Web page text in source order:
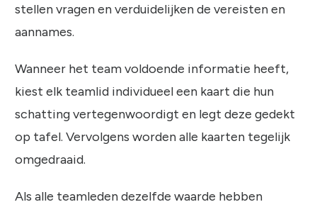
stellen vragen en verduidelijken de vereisten en
aannames.
Wanneer het team voldoende informatie heeft,
kiest elk teamlid individueel een kaart die hun
schatting vertegenwoordigt en legt deze gedekt
op tafel. Vervolgens worden alle kaarten tegelijk
omgedraaid.
Als alle teamleden dezelfde waarde hebben